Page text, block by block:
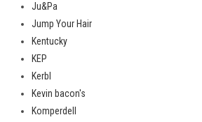
Ju&Pa
Jump Your Hair
Kentucky
KEP
Kerbl
Kevin bacon's
Komperdell